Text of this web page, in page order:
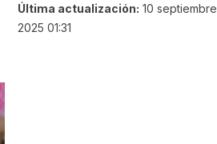
Última actualización: 10 septiembre,
2025 01:31